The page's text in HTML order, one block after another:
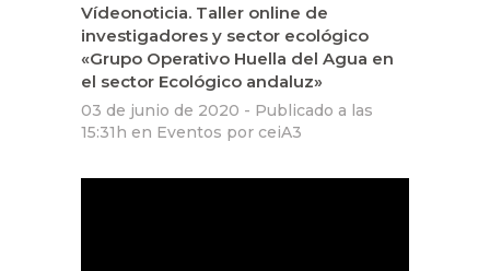
Vídeonoticia. Taller online de
investigadores y sector ecológico
«Grupo Operativo Huella del Agua en
el sector Ecológico andaluz»
03 de junio de 2020 - Publicado a las
15:31h en Eventos por ceiA3